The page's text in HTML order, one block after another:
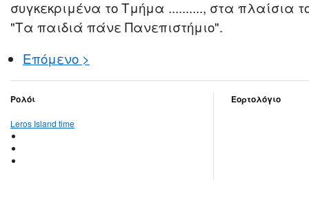
συγκεκριμένα το Τμήμα .........., στα πλαίσια
"Τα παιδιά πάνε Πανεπιστήμιο".
Επόμενο >
Ρολόι
Leros Island time
Εορτολόγιο